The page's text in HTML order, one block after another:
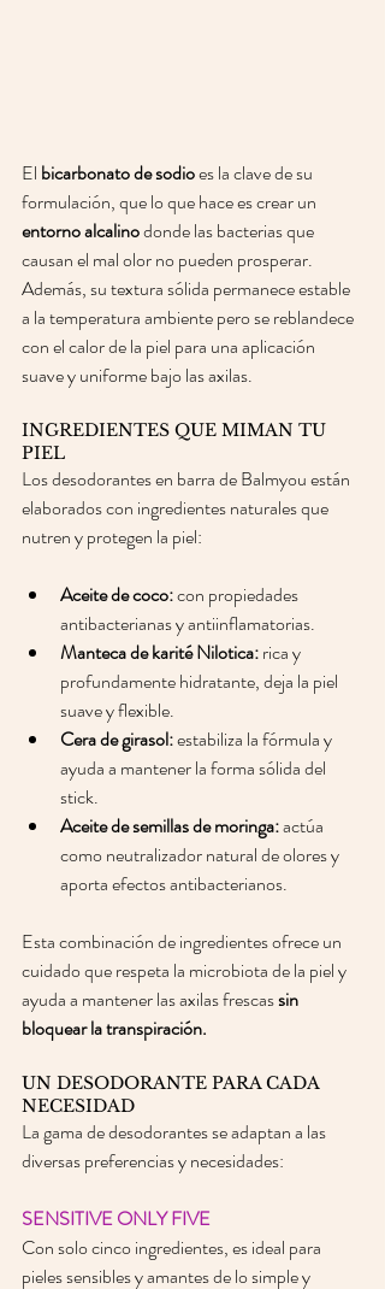
El bicarbonato de sodio es la clave de su
formulación, que lo que hace es crear un
entorno alcalino donde las bacterias que
causan el mal olor no pueden prosperar.
Además, su textura sólida permanece estable
a la temperatura ambiente pero se reblandece
con el calor de la piel para una aplicación
suave y uniforme bajo las axilas.
INGREDIENTES QUE MIMAN TU
PIEL
Los desodorantes en barra de Balmyou están
elaborados con ingredientes naturales que
nutren y protegen la piel:
Aceite de coco: con propiedades
antibacterianas y antiinflamatorias.
Manteca de karité Nilotica: rica y
profundamente hidratante, deja la piel
suave y flexible.
Cera de girasol: estabiliza la fórmula y
ayuda a mantener la forma sólida del
stick.
Aceite de semillas de moringa: actúa
como neutralizador natural de olores y
aporta efectos antibacterianos.
Esta combinación de ingredientes ofrece un
cuidado que respeta la microbiota de la piel y
ayuda a mantener las axilas frescas sin
bloquear la transpiración.
UN DESODORANTE PARA CADA
NECESIDAD
La gama de desodorantes se adaptan a las
diversas preferencias y necesidades:
SENSITIVE ONLY FIVE
Con solo cinco ingredientes, es ideal para
pieles sensibles y amantes de lo simple y